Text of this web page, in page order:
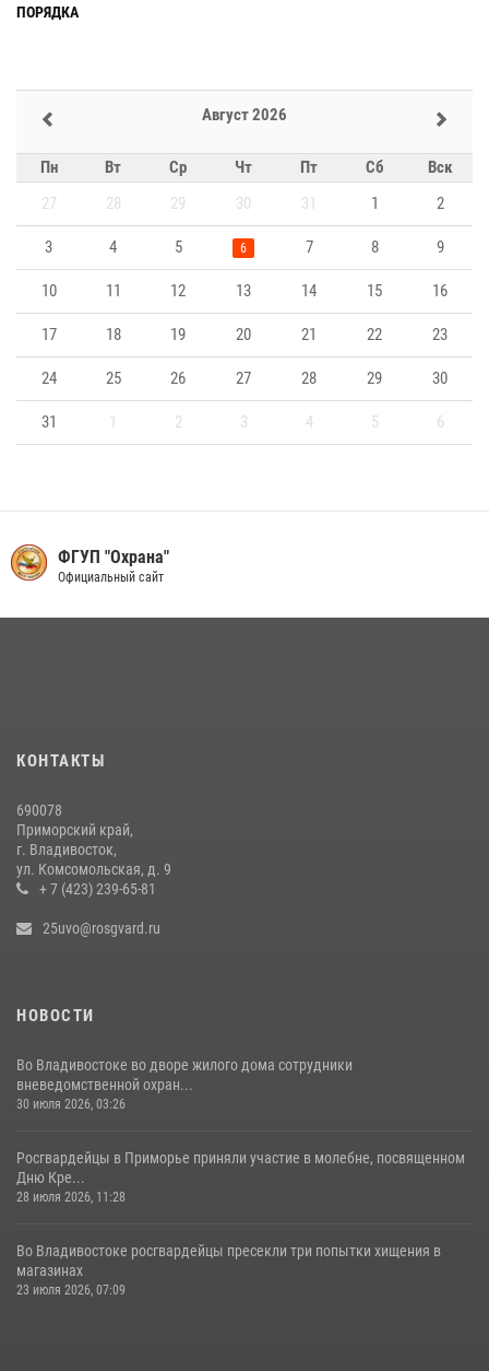
ПОРЯДКА
Август 2026
Пн Вт Ср Чт Пт Сб
Вск
27
28 29 30 31 1 2
3 4 5 6 7 8 9
10 11 12 13 14 15 16
17 18 19 20 21 22 23
24 25 26 27 28 29 30
31 1 2 3 4 5 6
ФГУП "Охрана"
Официальный сайт
КОНТАКТЫ
690078
Приморский край,
г. Владивосток,
ул. Комсомольская, д. 9
+ 7 (423) 239-65-81
25uvo@rosgvard.ru
НОВОСТИ
Во Владивостоке во дворе жилого дома сотрудники
вневедомственной охран...
30 июля 2026, 03:26
Росгвардейцы в Приморье приняли участие в молебне, посвященном
Дню Кре...
28 июля 2026, 11:28
Во Владивостоке росгвардейцы пресекли три попытки хищения в
магазинах
23 июля 2026, 07:09